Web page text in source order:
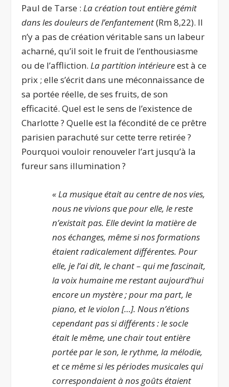
Paul de Tarse :La création tout entière gémit
dans les douleurs de l’enfantement(Rm 8,22). Il
n’y a pas de création véritable sans un labeur
acharné, qu’il soit le fruit de l’enthousiasme
ou de l’affliction.La partition intérieureest à ce
prix ; elle s’écrit dans une méconnaissance de
sa portée réelle, de ses fruits, de son
efficacité. Quel est le sens de l’existence de
Charlotte ? Quelle est la fécondité de ce prêtre
parisien parachuté sur cette terre retirée ?
Pourquoi vouloir renouveler l’art jusqu’à la
fureur sans illumination ?
« La musique était au centre de nos vies,
nous ne vivions que pour elle, le reste
n’existait pas. Elle devint la matière de
nos échanges, même si nos formations
étaient radicalement différentes. Pour
elle, je l’ai dit, le chant – qui me fascinait,
la voix humaine me restant aujourd’hui
encore un mystère ; pour ma part, le
piano, et le violon […]. Nous n’étions
cependant pas si différents : le socle
était le même, une chair tout entière
portée par le son, le rythme, la mélodie,
et ce même si les périodes musicales qui
correspondaient à nos goûts étaient